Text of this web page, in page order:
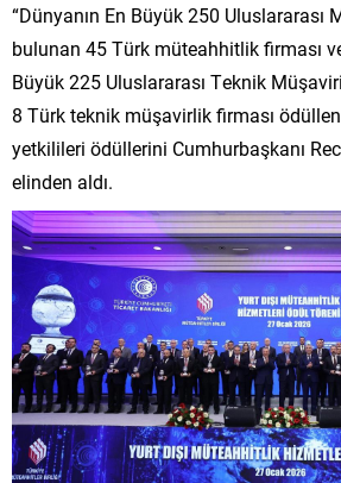
“Dünyanın En Büyük 250 Uluslararası
bulunan 45 Türk müteahhitlik firması
Büyük 225 Uluslararası Teknik
8 Türk teknik müşavirlik firması
yetkilileri ödüllerini Cumhurbaşkanı
elinden aldı.